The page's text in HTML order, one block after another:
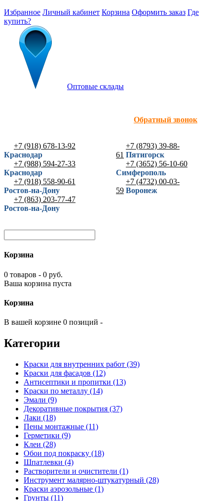
Избранное Личный кабинет Корзина Оформить заказ Где
купить?
Оптовые склады
Обратный звонок
+7 (918) 678-13-92
Краснодар
+7 (988) 594-27-33
Краснодар
+7 (918) 558-90-61
Ростов-на-Дону
+7 (863) 203-77-47
Ростов-на-Дону
+7 (8793) 39-88-
61 Пятигорск
+7 (3652) 56-10-60
Симферополь
+7 (4732) 00-03-
59 Воронеж
Корзина
0 товаров - 0 руб.
Ваша корзина пуста
Корзина
В вашей корзине 0 позиций -
Категории
Краски для внутренних работ (39)
Краски для фасадов (12)
Антисептики и пропитки (13)
Краски по металлу (14)
Эмали (9)
Декоративные покрытия (37)
Лаки (18)
Пены монтажные (11)
Герметики (9)
Клеи (28)
Обои под покраску (18)
Шпатлевки (4)
Растворители и очистители (1)
Инструмент малярно-штукатурный (28)
Краски аэрозольные (1)
Грунты (11)